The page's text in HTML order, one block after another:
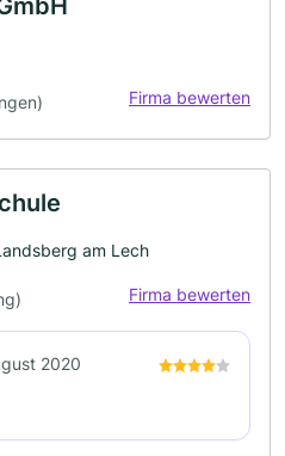
Firma bewerten
am Lech
Firma bewerten
2020